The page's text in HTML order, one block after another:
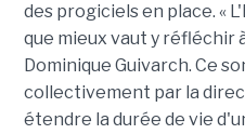
des progiciels en place. «
que mieux vaut y réfléchir
Dominique Guivarch. Ce
collectivement par la
étendre la durée de vie